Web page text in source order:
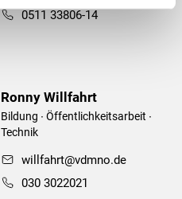
0511 33806-14
Ronny Willfahrt
Bildung ∙ Öffentlichkeitsarbeit ∙
Technik
willfahrt@vdmno.de
030 3022021